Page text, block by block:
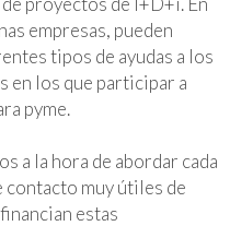
empresas, pueden
tipos de ayudas a los
en los que participar a
pyme.
a la hora de abordar cada
muy útiles de
estas